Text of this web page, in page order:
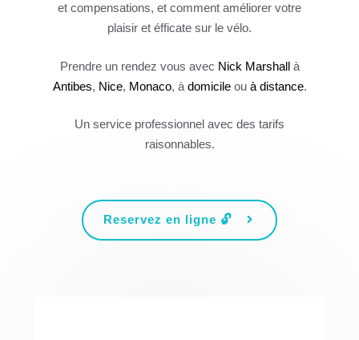
et compensations, et comment améliorer votre
plaisir et éfficate sur le vélo.
Prendre un rendez vous avec Nick Marshallà
Antibes, Nice, Monaco, à domicileou à distance.
Un service professionnel avec des tarifs
raisonnables.
Reservez en ligne 🔓